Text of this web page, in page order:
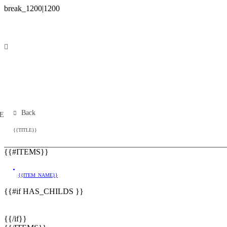
Back
{{TITLE}}
{{#ITEMS}}
{{ITEM_NAME}}
{{#if HAS_CHILDS }}
{{/if}}